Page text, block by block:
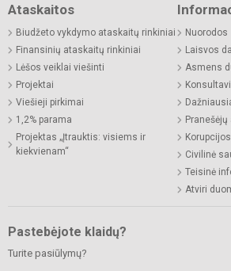
Ataskaitos
Biudžeto vykdymo ataskaitų rinkiniai
Finansinių ataskaitų rinkiniai
Lėšos veiklai viešinti
Projektai
Viešieji pirkimai
1,2% parama
Projektas „Įtrauktis: visiems ir
kiekvienam“
Nuorodos
Laisvos
Asmens
Civilinė
Teisinė
Atviri
Pastebėjote klaidų?
Turite pasiūlymų?